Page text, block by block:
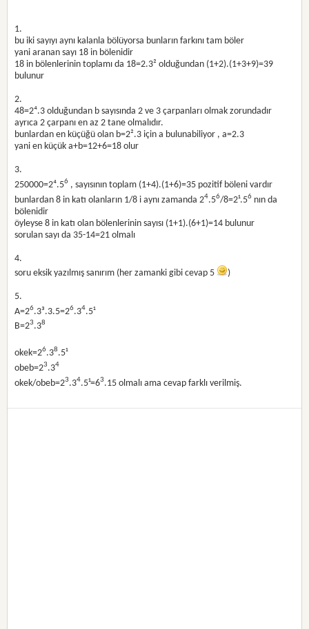
1.
bu iki sayıyı aynı kalanla bölüyorsa bunların farkını tam böler
yani aranan sayı 18 in bölenidir
18 in bölenlerinin toplamı da 18=2.3² olduğundan (1+2).(1+3+9)=39
bulunur
2.
48=2⁴.3 olduğundan b sayısında 2 ve 3 çarpanları olmak zorundadır
ayrıca 2 çarpanı en az 2 tane olmalıdır.
bunlardan en küçüğü olan b=2².3 için a bulunabiliyor , a=2.3
yani en küçük a+b=12+6=18 olur
3.
250000=2⁴.56 , sayısının toplam (1+4).(1+6)=35 pozitif böleni vardır
bunlardan 8 in katı olanların 1/8 i aynı zamanda 24.56/8=2¹.56 nın da
bölenidir
öyleyse 8 in katı olan bölenlerinin sayısı (1+1).(6+1)=14 bulunur
sorulan sayı da 35-14=21 olmalı
4.
soru eksik yazılmış sanırım (her zamanki gibi cevap 5
)
5.
A=26.3³.3.5=26.34.5¹
B=23.38
okek=26.38.5¹
obeb=23.34
okek/obeb=23.34.5¹=63.15 olmalı ama cevap farklı verilmiş.